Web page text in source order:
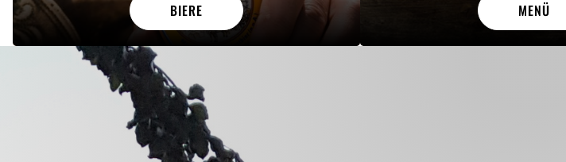
BIERE MENÜ